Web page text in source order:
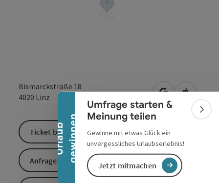
U
r
l
a
u
b
g
e
w
i
n
n
en
Banner einklappen
Umfrage starten &
Meinung teilen
Gewinne mit etwas Glück ein
unvergessliches Urlaubserlebnis!
Jetzt mitmachen
Bismarckstraße 18
4020 Linz in Google
in
Ticket buchen
Anfrage senden